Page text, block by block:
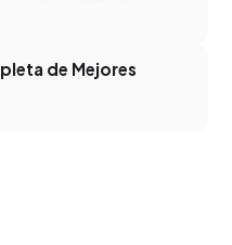
de Mejores